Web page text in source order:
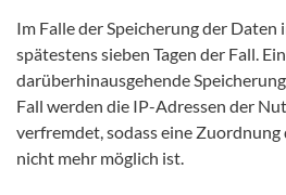
Im Falle der Speicherung der Daten
spätestens sieben Tagen der Fall.
darüberhinausgehende
Fall werden die IP-Adressen der
verfremdet, sodass eine
nicht mehr möglich ist.